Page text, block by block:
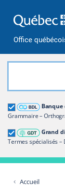
Office
Grammaire –
Grand
Termes spécialisés –
Grand
Restreindre aux
Accueil